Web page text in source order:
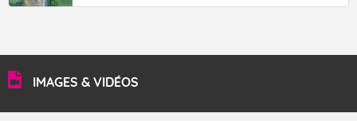
IMAGES & VIDÉOS